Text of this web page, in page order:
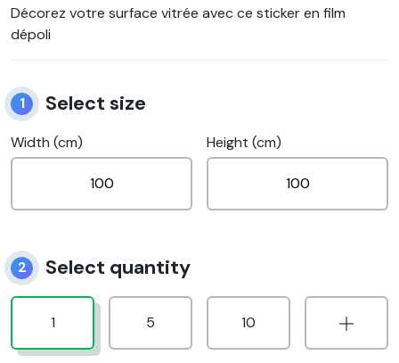
Décorez votre surface vitrée avec ce sticker en film
dépoli
1 Select size
Width (cm) Height (cm)
2 Select quantity
1 5 10